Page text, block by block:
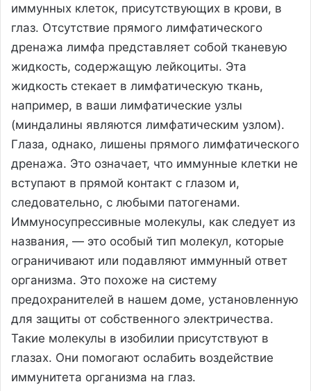
иммунных клеток, присутствующих в крови, в
глаз. Отсутствие прямого лимфатического
дренажа лимфа представляет собой тканевую
жидкость, содержащую лейкоциты. Эта
жидкость стекает в лимфатическую ткань,
например, в ваши лимфатические узлы
(миндалины являются лимфатическим узлом).
Глаза, однако, лишены прямого лимфатического
дренажа. Это означает, что иммунные клетки не
вступают в прямой контакт с глазом и,
следовательно, с любыми патогенами.
Иммуносупрессивные молекулы, как следует из
названия, — это особый тип молекул, которые
ограничивают или подавляют иммунный ответ
организма. Это похоже на систему
предохранителей в нашем доме, установленную
для защиты от собственного электричества.
Такие молекулы в изобилии присутствуют в
глазах. Они помогают ослабить воздействие
иммунитета организма на глаз.